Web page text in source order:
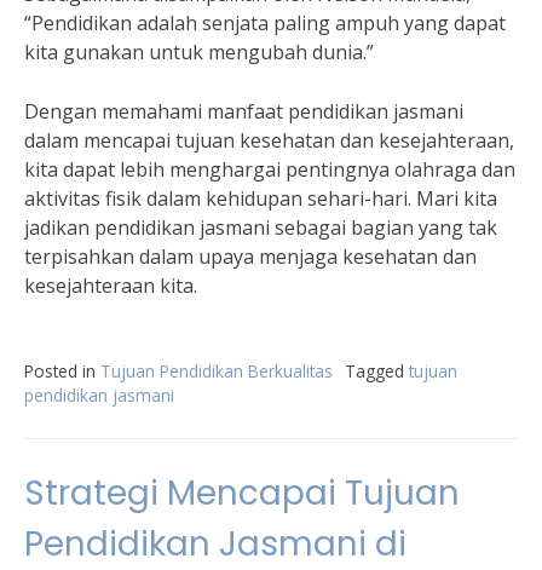
“Pendidikan adalah senjata paling ampuh yang dapat
kita gunakan untuk mengubah dunia.”
Dengan memahami manfaat pendidikan jasmani
dalam mencapai tujuan kesehatan dan kesejahteraan,
kita dapat lebih menghargai pentingnya olahraga dan
aktivitas fisik dalam kehidupan sehari-hari. Mari kita
jadikan pendidikan jasmani sebagai bagian yang tak
terpisahkan dalam upaya menjaga kesehatan dan
kesejahteraan kita.
Posted in Tujuan Pendidikan Berkualitas Tagged tujuan
pendidikan jasmani
Strategi Mencapai Tujuan
Pendidikan Jasmani di